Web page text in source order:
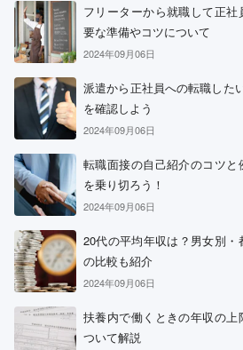
フリーターから就職して正
要な準備やコツについて
2024年09月06日
派遣から正社員への転職した
を確認しよう
2024年09月06日
転職面接の自己紹介のコツ
を乗り切ろう！
2024年09月06日
20代の平均年収は？男女別・
の比較も紹介
2024年09月06日
扶養内で働くときの年収の
ついて解説